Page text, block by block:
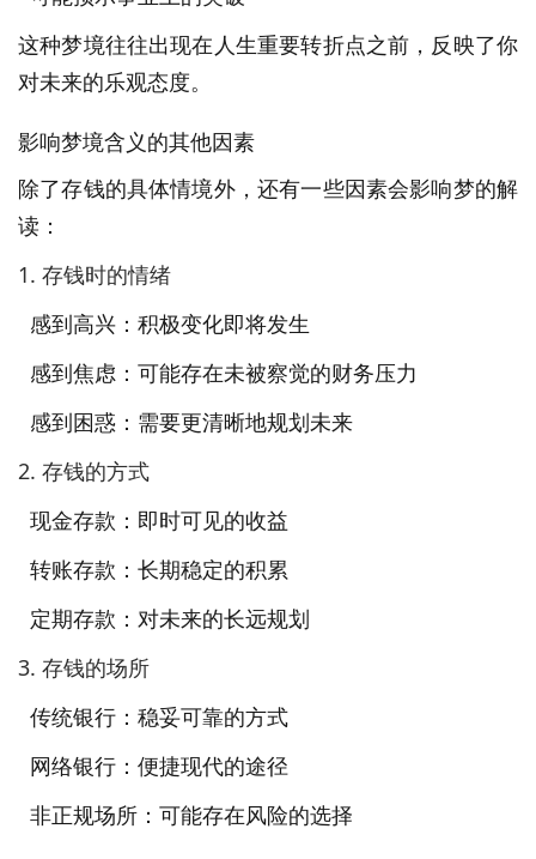
这种梦境往往出现在人生重要转折点之前，反映了你
对未来的乐观态度。
影响梦境含义的其他因素
除了存钱的具体情境外，还有一些因素会影响梦的解
读：
1. 存钱时的情绪
感到高兴：积极变化即将发生
感到焦虑：可能存在未被察觉的财务压力
感到困惑：需要更清晰地规划未来
2. 存钱的方式
现金存款：即时可见的收益
转账存款：长期稳定的积累
定期存款：对未来的长远规划
3. 存钱的场所
传统银行：稳妥可靠的方式
网络银行：便捷现代的途径
非正规场所：可能存在风险的选择